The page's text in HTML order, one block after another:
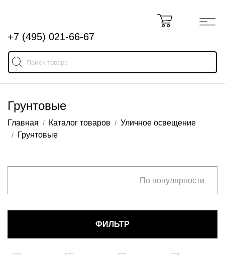
+7 (495) 021-66-67
Грунтовые
Главная Каталог товаров
Уличное освещение
Грунтовые
ФИЛЬТР
По популярности